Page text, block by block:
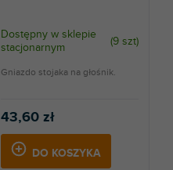
Dostępny w sklepie
stacjonarnym
(9 szt)
43,60 zł
DO KOSZYKA
Gniazdo stojaka na głośnik.